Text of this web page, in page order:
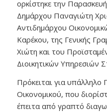
ορκίστηκε την
Δημάρχου Παναγιώτη
Αντιδημάρχου
Καρέκου, της Γενικής
Χιώτη και του
Διοικητικών Υπηρεσιών
Πρόκειται για υπάλληλο
Οικονομικού, που
έπειτα από γραπτό